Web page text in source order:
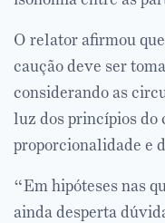
O relator afirmou
caução deve ser
considerando as
luz dos princípios do
proporcionalidade e
“Em hipóteses nas
ainda desperta